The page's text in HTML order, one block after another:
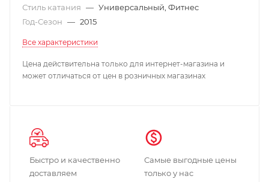
Стиль катания — Универсальный, Фитнес
Год-Сезон — 2015
Все характеристики
Цена действительна только для интернет-магазина и
может отличаться от цен в розничных магазинах
Быстро и качественно
доставляем
Самые выгодные цены
только у нас